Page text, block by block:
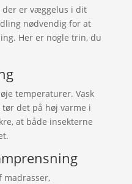
der er væggelus i dit
nødvendig for at
Her er nogle trin, du
temperaturer. Vask
det på høj varme i
at både insekterne
madrasser,